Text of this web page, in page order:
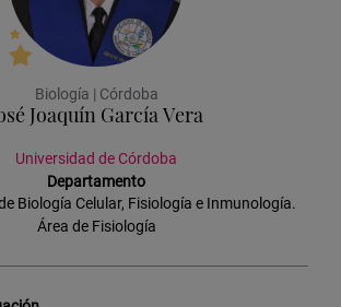
Biología | Córdoba
Joaquín García Vera
Universidad de Córdoba
Departamento
Biología Celular, Fisiología e Inmunología.
Área de Fisiología